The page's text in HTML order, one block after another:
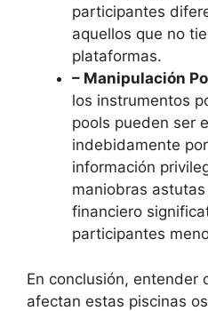
participantes
aquellos que no
plataformas.
– Manipulación
los instrumentos
pools pueden ser
indebidamente
información
maniobras
financiero
participantes
En conclusión, entender
afectan estas piscinas